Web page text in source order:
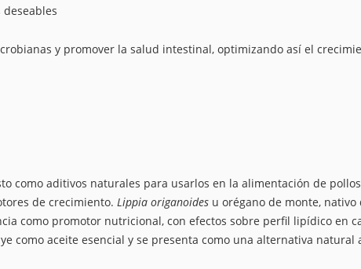
y promover la salud intestinal, optimizando así el
como aditivos naturales para usarlos en la alimentación de
de crecimiento. Lippia origanoides u orégano de monte, nativo
como promotor nutricional, con efectos sobre perfil lipídico en
como aceite esencial y se presenta como una alternativa natural